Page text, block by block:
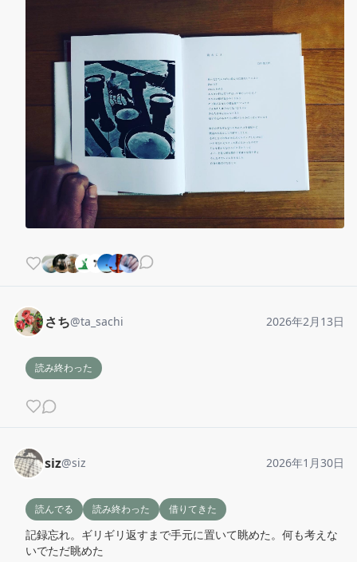
さち@ta_sachi 2026年2月13日
読み終わった
siz@siz 2026年1月30日
読んでる 読み終わった 借りてきた
記録忘れ。ギリギリ返すまで手元に置いて眺めた。何も考えな
いでただ眺めた